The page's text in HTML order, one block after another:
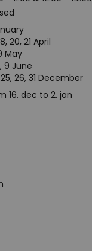
20, 21 April
May
9 June
26, 31 December
16. dec to 2. jan